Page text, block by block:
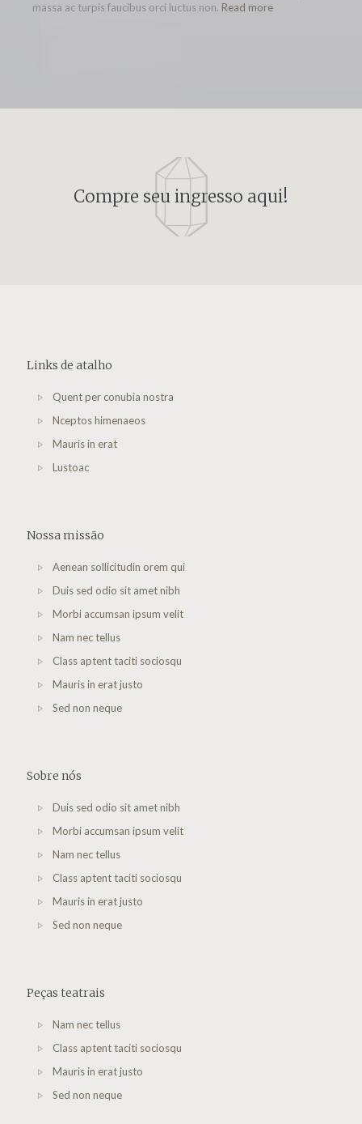
massa ac turpis faucibus orci luctus non. Read more
Compre seu ingresso aqui!
Links de atalho
Quent per conubia nostra
Nceptos himenaeos
Mauris in erat
Lustoac
Nossa missão
Aenean sollicitudin orem qui
Duis sed odio sit amet nibh
Morbi accumsan ipsum velit
Nam nec tellus
Class aptent taciti sociosqu
Mauris in erat justo
Sed non neque
Sobre nós
Duis sed odio sit amet nibh
Morbi accumsan ipsum velit
Nam nec tellus
Class aptent taciti sociosqu
Mauris in erat justo
Sed non neque
Peças teatrais
Nam nec tellus
Class aptent taciti sociosqu
Mauris in erat justo
Sed non neque